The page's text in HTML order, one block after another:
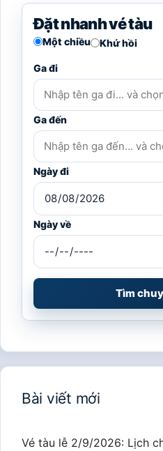
Đặt nhanh vé tàu
Một chiều Khứ hồi
Ga đi
Ga đến
Ngày đi
Ngày về
Tìm
Bài viết mới
Vé tàu lễ 2/9/2026: Lịch